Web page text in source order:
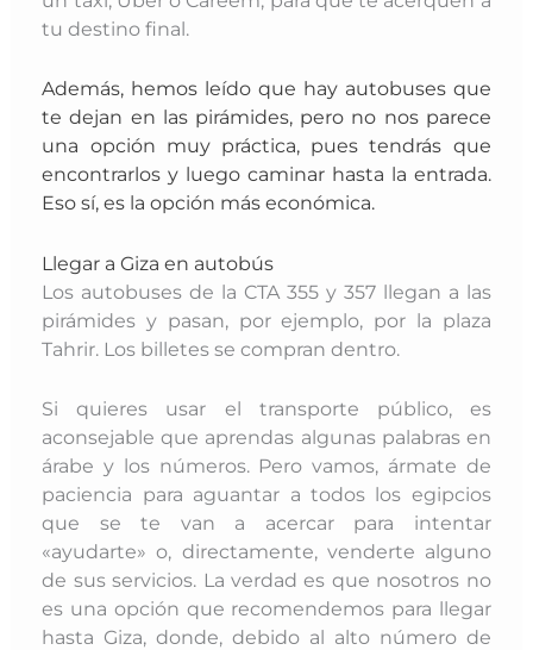
tu destino final.
Además, hemos leído que hay autobuses que
te dejan en las pirámides, pero no nos parece
una opción muy práctica, pues tendrás que
encontrarlos y luego caminar hasta la entrada.
Eso sí, es la opción más económica.
Llegar a Giza en autobús
Los autobuses de la CTA 355 y 357 llegan a las
pirámides y pasan, por ejemplo, por la plaza
Tahrir. Los billetes se compran dentro.
Si quieres usar el transporte público, es
aconsejable que aprendas algunas palabras en
árabe y los números. Pero vamos, ármate de
paciencia para aguantar a todos los egipcios
que se te van a acercar para intentar
«ayudarte» o, directamente, venderte alguno
de sus servicios. La verdad es que nosotros no
es una opción que recomendemos para llegar
hasta Giza, donde, debido al alto número de